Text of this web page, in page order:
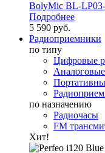
BolyMic BL-
Подробнее
5 590 руб.
Радиоприемники
по типу
Цифровые
по назначению
Радиочасы
FM
Хит!